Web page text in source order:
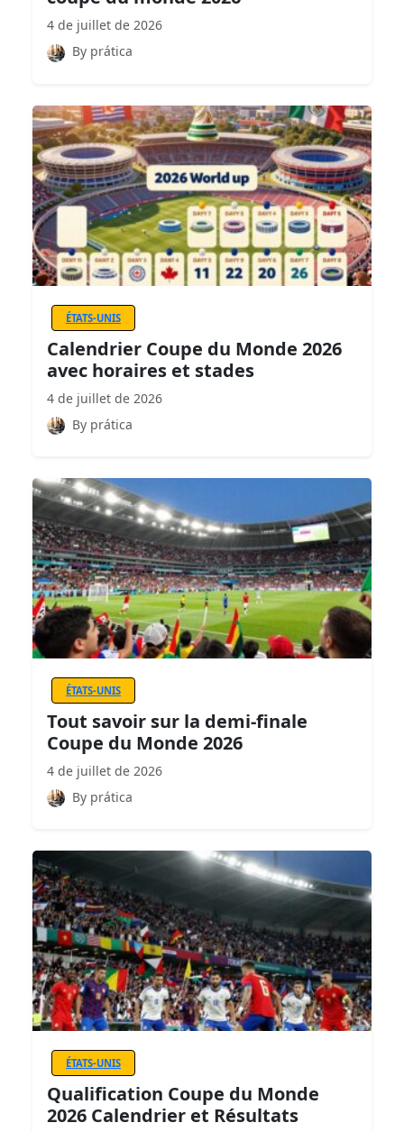
4 de juillet de 2026
By prática
ÉTATS-UNIS
Calendrier Coupe du Monde 2026
avec horaires et stades
4 de juillet de 2026
By prática
ÉTATS-UNIS
Tout savoir sur la demi-finale
Coupe du Monde 2026
4 de juillet de 2026
By prática
ÉTATS-UNIS
Qualification Coupe du Monde
2026 Calendrier et Résultats